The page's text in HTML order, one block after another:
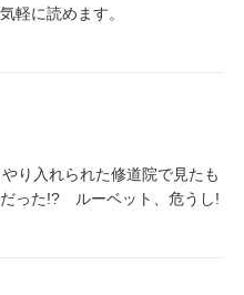
軽に読めます。
り入れられた修道院で見たも
った!? ルーベット、危うし!